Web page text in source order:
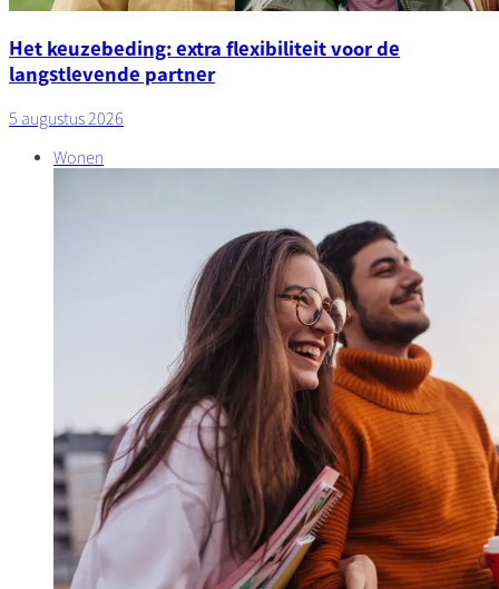
Het keuzebeding: extra flexibiliteit voor de
langstlevende partner
5 augustus 2026
Wonen